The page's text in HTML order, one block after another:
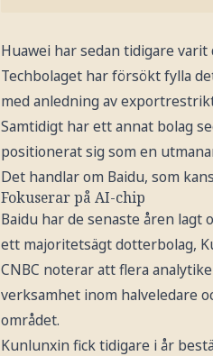
Huawei har sedan tidigare
Techbolaget har försökt fylla
med anledning av
Samtidigt har ett annat bolag
positionerat sig som en
Det handlar om Baidu, som
Fokuserar på AI-chip
Baidu har de senaste åren lagt
ett majoritetsägt dotterbolag,
CNBC noterar att flera
verksamhet inom halveledare
området.
Kunlunxin fick tidigare i år